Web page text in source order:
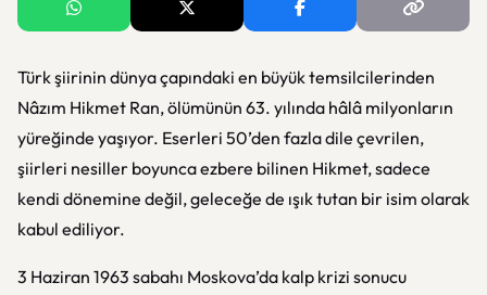
Türk şiirinin dünya çapındaki en büyük temsilcilerinden
Nâzım Hikmet Ran, ölümünün 63. yılında hâlâ milyonların
yüreğinde yaşıyor. Eserleri 50’den fazla dile çevrilen,
şiirleri nesiller boyunca ezbere bilinen Hikmet, sadece
kendi dönemine değil, geleceğe de ışık tutan bir isim olarak
kabul ediliyor.
3 Haziran 1963 sabahı Moskova’da kalp krizi sonucu